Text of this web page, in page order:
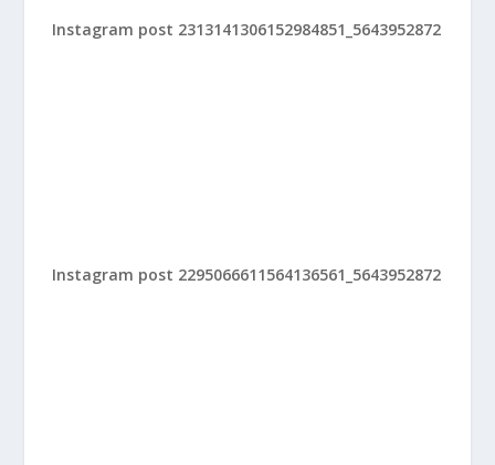
Instagram post 2313141306152984851_5643952872
Instagram post 2295066611564136561_5643952872